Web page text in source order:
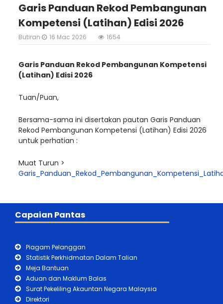
Garis Panduan Rekod Pembangunan
Kompetensi (Latihan) Edisi 2026
Butiran 16 Mac 2026 1654
Garis Panduan Rekod Pembangunan Kompetensi
(Latihan) Edisi 2026
Tuan/Puan,
Bersama-sama ini disertakan pautan Garis Panduan
Rekod Pembangunan Kompetensi (Latihan) Edisi 2026
untuk perhatian :
Muat Turun >
Capaian Pantas
Piagam Pelanggan
Statistik Perkhidmatan Dalam Talian
Meja Bantuan
Aduan dan Maklum Balas
Surat Pekeliling Akauntan Negara Malaysia
Direktori